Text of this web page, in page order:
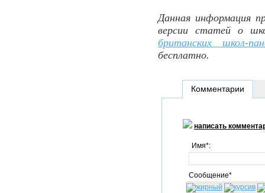
Данная информация
версии статей о
британских школ-
бесплатно.
Комментарии
написать
Имя*:
Сообщение*